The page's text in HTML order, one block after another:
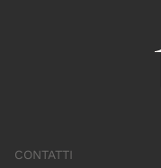
CONTATTI